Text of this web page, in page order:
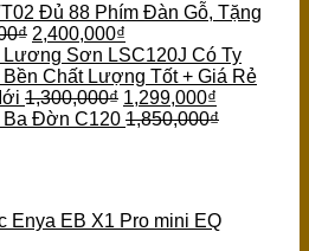
Đủ 88 Phím Đàn Gỗ, Tặng
₫ 2,400,000₫
Sơn LSC120J Có Ty
Chất Lượng Tốt + Giá Rẻ
1,300,000₫ 1,299,000₫
Ba Đờn C120 1,850,000₫
Enya EB X1 Pro mini EQ